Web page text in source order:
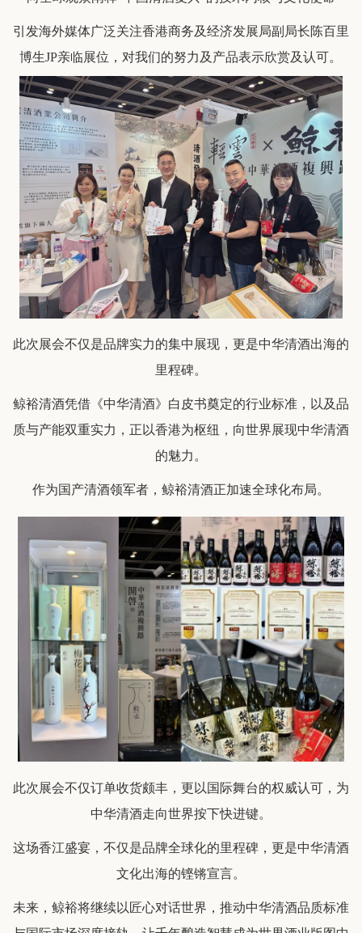
引发海外媒体广泛关注香港商务及经济发展局副局长陈百里
博生JP亲临展位，对我们的努力及产品表示欣赏及认可。
此次展会不仅是品牌实力的集中展现，更是中华清酒出海的
里程碑。
鲸裕清酒凭借《中华清酒》白皮书奠定的行业标准，以及品
质与产能双重实力，正以香港为枢纽，向世界展现中华清酒
的魅力。
作为国产清酒领军者，鲸裕清酒正加速全球化布局。
此次展会不仅订单收货颇丰，更以国际舞台的权威认可，为
中华清酒走向世界按下快进键。
这场香江盛宴，不仅是品牌全球化的里程碑，更是中华清酒
文化出海的铿锵宣言。
未来，鲸裕将继续以匠心对话世界，推动中华清酒品质标准